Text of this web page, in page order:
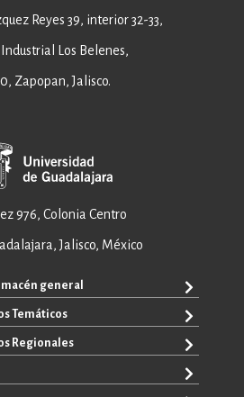
Reyes 39, interior 32-33,
Los Belenes,
Zapopan, Jalisco.
976, Colonia Centro
Jalisco, México
general
Temáticos
Regionales